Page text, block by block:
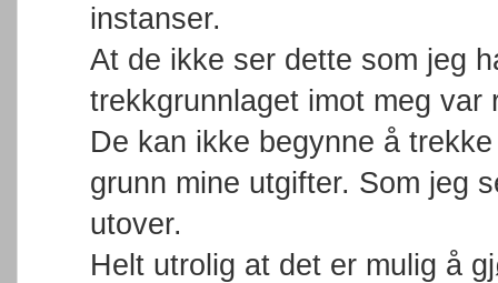
instanser.
At de ikke ser dette som jeg
trekkgrunnlaget imot meg
De kan ikke begynne å
grunn mine utgifter. Som jeg
utover.
Helt utrolig at det er mulig å